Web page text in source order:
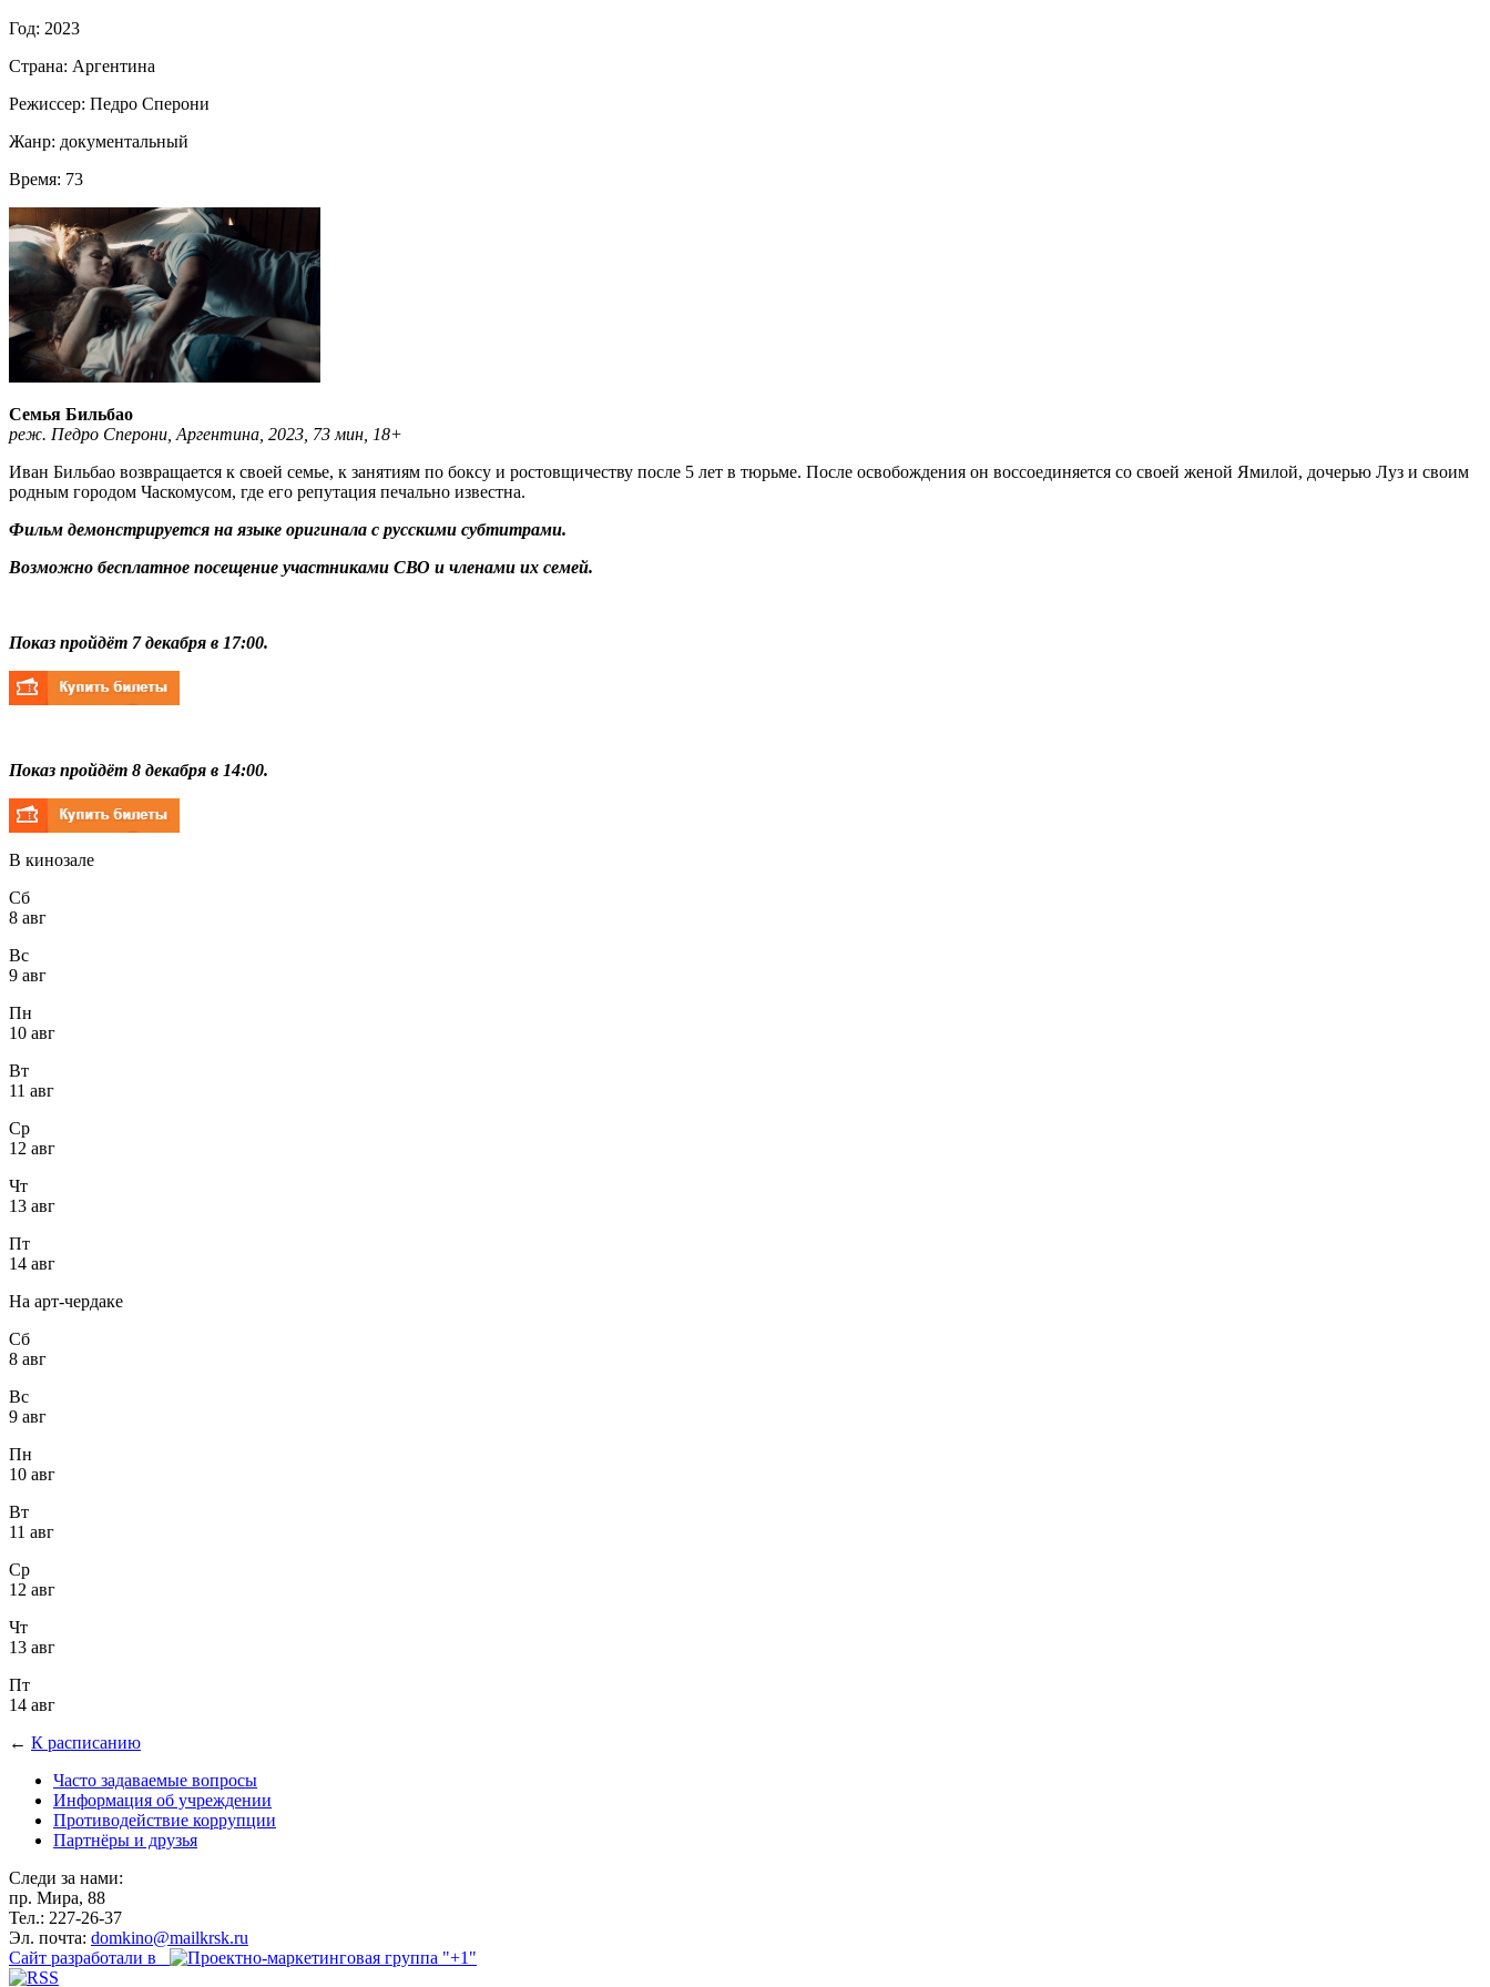
Год: 2023
Страна: Аргентина
Режиссер: Педро Сперони
Жанр: документальный
Время: 73
Семья Бильбао
реж. Педро Сперони, Аргентина, 2023, 73 мин, 18+
Иван Бильбао возвращается к своей семье, к занятиям по боксу и ростовщичеству после 5 лет в тюрьме. После освобождения он воссоединяется со своей женой Ямилой, дочерью Луз и своим
родным городом Часкомусом, где его репутация печально известна.
Фильм демонстрируется на языке оригинала с русскими субтитрами.
Возможно бесплатное посещение участниками СВО и членами их семей.
Показ пройдёт 7 декабря в 17:00.
Показ пройдёт 8 декабря в 14:00.
В кинозале
Сб
8 авг
Вс
9 авг
Пн
10 авг
Вт
11 авг
Ср
12 авг
Чт
13 авг
Пт
14 авг
На арт-чердаке
Сб
8 авг
Вс
9 авг
Пн
10 авг
Вт
11 авг
Ср
12 авг
Чт
13 авг
Пт
14 авг
← К расписанию
Часто задаваемые вопросы
Информация об учреждении
Противодействие коррупции
Партнёры и друзья
Следи за нами:
пр. Мира, 88
Тел.: 227-26-37
Эл. почта: domkino@mailkrsk.ru
Сайт разработали в